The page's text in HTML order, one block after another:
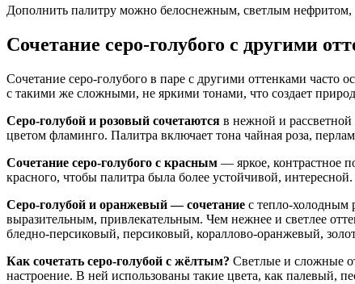
Дополнить палитру можно белоснежным, светлым нефритом,
Сочетание серо-голубого с другими
Сочетание серо-голубого в паре с другими оттенками часто
с такими же сложными, не яркими тонами, что создает
Серо-голубой и розовый сочетаются в нежной и
цветом фламинго. Палитра включает тона чайная роза,
Сочетание серо-голубого с красным — яркое, контрастное
красного, чтобы палитра была более устойчивой,
Серо-голубой и оранжевый — сочетание с тепло-холодным
выразительным, привлекательным. Чем нежнее и светлее
бледно-персиковый, персиковый, кораллово-оранжевый,
Как сочетать серо-голубой с жёлтым? Светлые и сложные
настроение. В ней использованы такие цвета, как палевый,